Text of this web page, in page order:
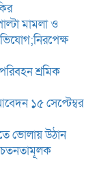
মামলা ও
শ্রমিক
১৫ সেপ্টেম্বর
ভোলায় উঠান